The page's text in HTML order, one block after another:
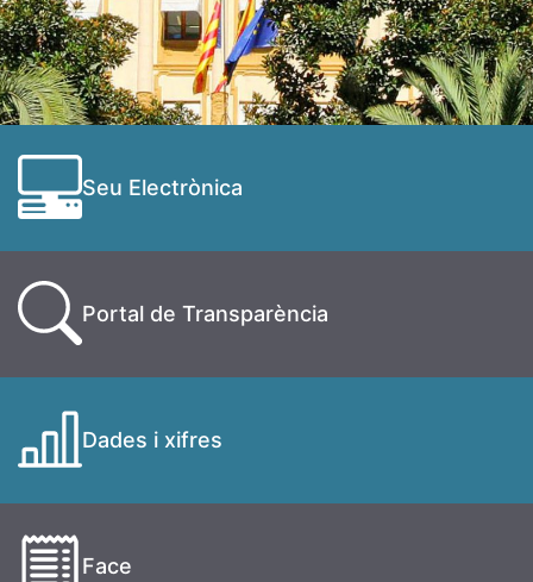
Seu Electrònica
Portal de Transparència
Dades i xifres
Face